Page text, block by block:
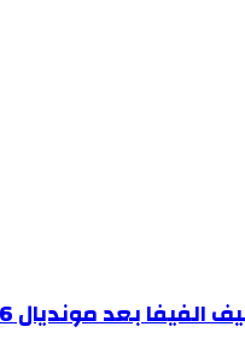
بعد مونديال 2026